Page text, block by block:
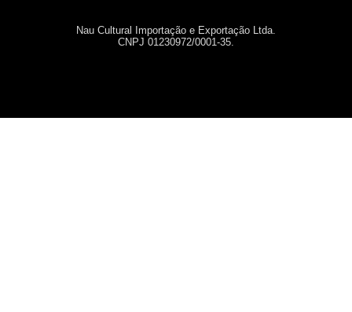
Nau Cultural Importação e Exportação Ltda.
CNPJ 01230972/0001-35.